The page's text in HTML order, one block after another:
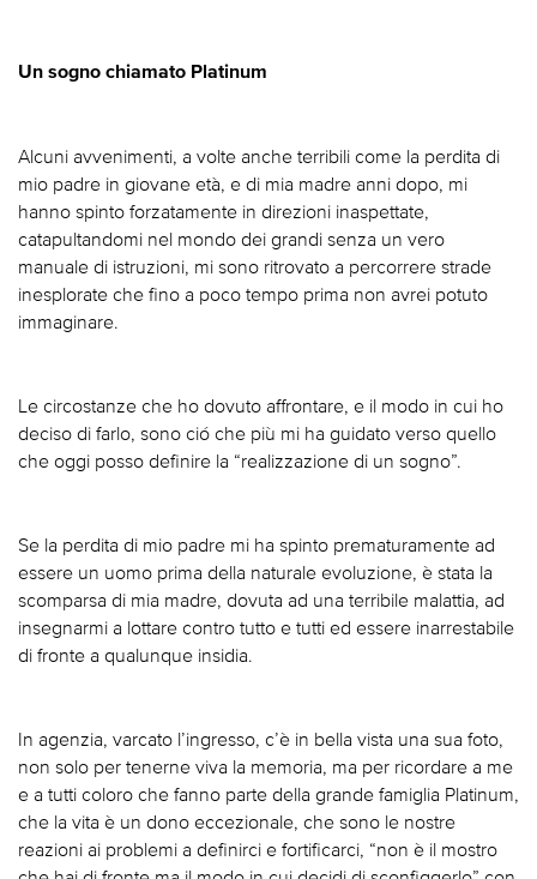
Un sogno chiamato Platinum
Alcuni avvenimenti, a volte anche terribili come la perdita di
mio padre in giovane età, e di mia madre anni dopo, mi
hanno spinto forzatamente in direzioni inaspettate,
catapultandomi nel mondo dei grandi senza un vero
manuale di istruzioni, mi sono ritrovato a percorrere strade
inesplorate che fino a poco tempo prima non avrei potuto
immaginare.
Le circostanze che ho dovuto affrontare, e il modo in cui ho
deciso di farlo, sono ció che più mi ha guidato verso quello
che oggi posso definire la “realizzazione di un sogno”.
Se la perdita di mio padre mi ha spinto prematuramente ad
essere un uomo prima della naturale evoluzione, è stata la
scomparsa di mia madre, dovuta ad una terribile malattia, ad
insegnarmi a lottare contro tutto e tutti ed essere inarrestabile
di fronte a qualunque insidia.
In agenzia, varcato l’ingresso, c’è in bella vista una sua foto,
non solo per tenerne viva la memoria, ma per ricordare a me
e a tutti coloro che fanno parte della grande famiglia Platinum,
che la vita è un dono eccezionale, che sono le nostre
reazioni ai problemi a definirci e fortificarci, “non è il mostro